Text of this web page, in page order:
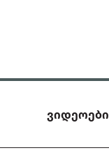
ვიდეოები